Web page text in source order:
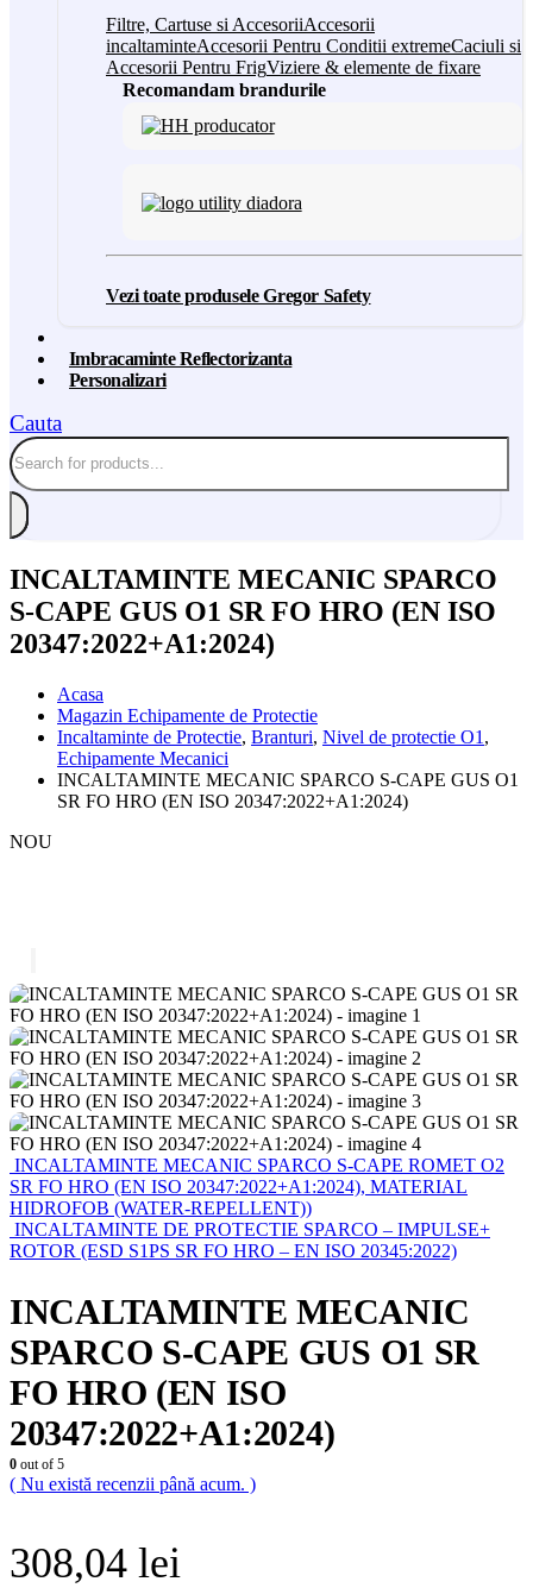
Filtre, Cartuse si AccesoriiAccesorii
incaltaminteAccesorii Pentru Conditii extremeCaciuli si
Accesorii Pentru FrigViziere & elemente de fixare
Recomandam brandurile
Vezi toate produsele Gregor Safety
Imbracaminte Reflectorizanta
Personalizari
Cauta
INCALTAMINTE MECANIC SPARCO
S-CAPE GUS O1 SR FO HRO (EN ISO
20347:2022+A1:2024)
Acasa
Magazin Echipamente de Protectie
Incaltaminte de Protectie, Branturi, Nivel de protectie O1 ,
Echipamente Mecanici
INCALTAMINTE MECANIC SPARCO S-CAPE GUS O1
SR FO HRO (EN ISO 20347:2022+A1:2024)
NOU
INCALTAMINTE MECANIC SPARCO S-CAPE ROMET O2
SR FO HRO (EN ISO 20347:2022+A1:2024), MATERIAL
HIDROFOB (WATER-REPELLENT))
INCALTAMINTE DE PROTECTIE SPARCO – IMPULSE+
ROTOR (ESD S1PS SR FO HRO – EN ISO 20345:2022)
INCALTAMINTE MECANIC
SPARCO S-CAPE GUS O1 SR
FO HRO (EN ISO
20347:2022+A1:2024)
0 out of 5
( Nu există recenzii până acum. )
308,04 lei